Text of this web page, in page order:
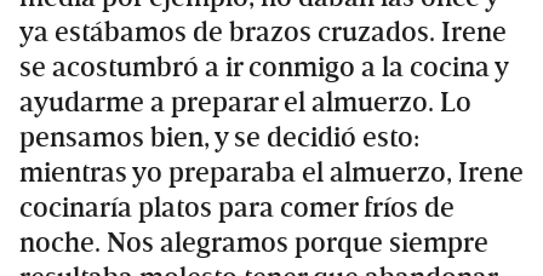
ya estábamos de brazos cruzados. Irene
se acostumbró a ir conmigo a la cocina y
ayudarme a preparar el almuerzo. Lo
pensamos bien, y se decidió esto:
mientras yo preparaba el almuerzo, Irene
cocinaría platos para comer fríos de
noche. Nos alegramos porque siempre